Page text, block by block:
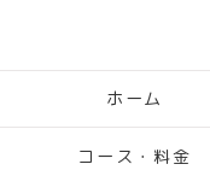
ホーム
コース・料金